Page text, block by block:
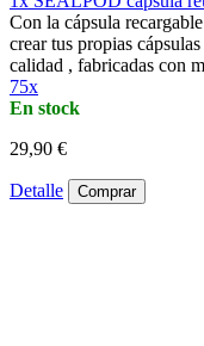
Con la cápsula
crear tus propias
calidad , fabricadas con
75x
En stock
29,90 €
Detalle Comprar